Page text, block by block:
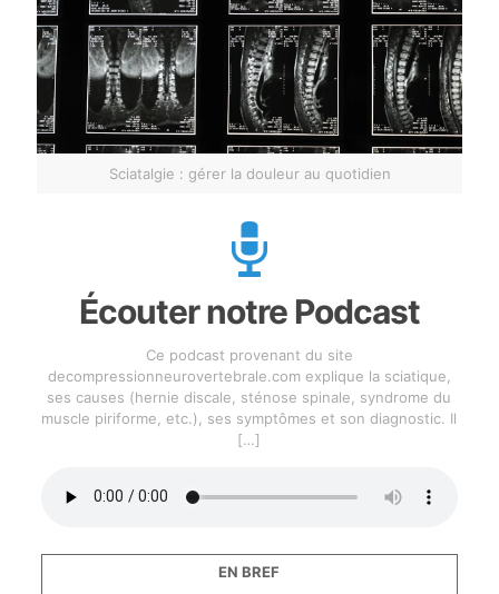
Sciatalgie : gérer la douleur au quotidien
Écouter notre Podcast
Ce podcast provenant du site
decompressionneurovertebrale.com explique la sciatique,
ses causes (hernie discale, sténose spinale, syndrome du
muscle piriforme, etc.), ses symptômes et son diagnostic. Il
[…]
EN BREF